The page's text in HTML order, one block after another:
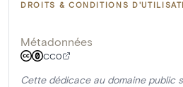
DROITS & CONDITIONS
Métadonnées
CC0
Cette dédicace au domaine public